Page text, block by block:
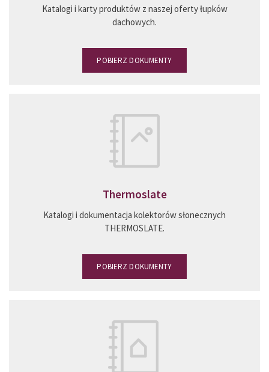
Katalogi i karty produktów z naszej oferty łupków
dachowych.
POBIERZ DOKUMENTY
Thermoslate
Katalogi i dokumentacja kolektorów słonecznych
THERMOSLATE.
POBIERZ DOKUMENTY